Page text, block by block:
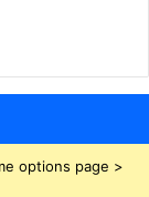
options page >